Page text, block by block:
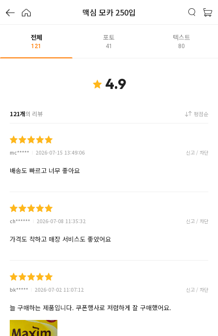
맥심 모카 250입
전체
121
포토
41
텍스트
80
4.9
121개의 리뷰 평점순
mc***** 2026-07-15 13:49:06 신고 / 차단
배송도 빠르고 너무 좋아요
ch****** 2026-07-08 11:35:32 신고 / 차단
가격도 착하고 매장 서비스도 좋았어요
bk***** 2026-07-02 11:07:12 신고 / 차단
늘 구매하는 제품입니다. 쿠폰행사로 저렴하게 잘 구매했어요.